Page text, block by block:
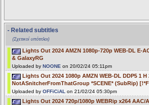
- Related subtitles
(Σχετικοί υπότιτλοι)
Lights Out 2024 AMZN 1080p-720p WEB-DL E-
& GalaxyRG
Uploaded by NOONE on 20/02/24 05:11pm
Lights Out 2024 1080p AMZN WEB-DL DDP5 1 H
NotASnitcherFromThatGroup *SCENE* (SubRip)
Uploaded by OFFiCiAL on 21/02/24 05:30pm
Lights Out 2024 720p/1080p WEBRip x264 AAC/